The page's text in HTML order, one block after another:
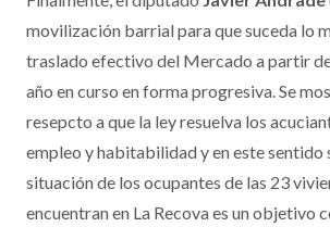
Finalmente, el diputado Javier Andrade
movilización barrial para que suceda lo
traslado efectivo del Mercado a partir
año en curso en forma progresiva. Se
resepcto a que la ley resuelva los
empleo y habitabilidad y en este sentido
situación de los ocupantes de las 23